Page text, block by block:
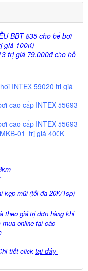
BBT-835 cho bể bơi
giá 100K)
trị giá 79.000đ cho hồ
INTEX 59020 trị giá
cao cấp INTEX 55693
cao cấp INTEX 55693
01 trị giá400K
kẹp mũi (tối đa 20K/1sp)
theo giá trị đơn hàng khi
online tại các
tiết click tại đây